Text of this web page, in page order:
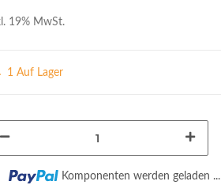
19% MwSt.
1 Auf Lager
Komponenten werden geladen ...